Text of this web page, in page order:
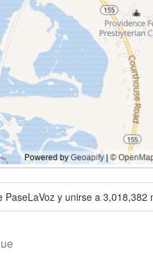
y unirse a 3,018,382